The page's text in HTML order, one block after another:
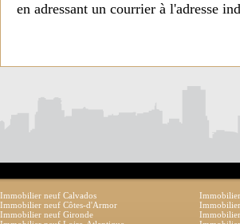
en adressant un courrier à l'adresse
Immobilier neuf Calvados
Immobilier neuf Côtes-d'Armor
Immobilier neuf Gironde